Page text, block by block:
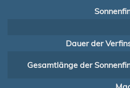
Dauer der
Gesamtlänge der